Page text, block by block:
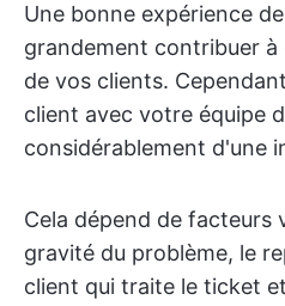
Une bonne expérience
grandement contribuer
de vos clients.
client avec votre équipe
considérablement d'une
Cela dépend de facteurs
gravité du problème, le
client qui traite le ticket